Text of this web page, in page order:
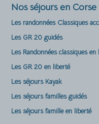
Nos séjours en Corse
Les randonnées Classiques
Les GR 20 guidés
Les Randonnées classiques en
Les GR 20 en liberté
Les séjours Kayak
Les séjours familles guidés
Les séjours famille en liberté